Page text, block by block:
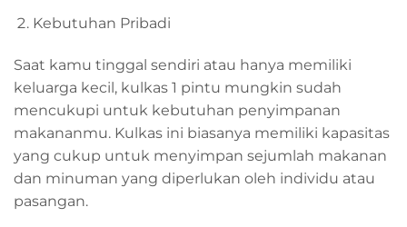
Kebutuhan Pribadi
Saat kamu tinggal sendiri atau hanya memiliki
keluarga kecil, kulkas 1 pintu mungkin sudah
mencukupi untuk kebutuhan penyimpanan
makananmu. Kulkas ini biasanya memiliki kapasitas
yang cukup untuk menyimpan sejumlah makanan
dan minuman yang diperlukan oleh individu atau
pasangan.